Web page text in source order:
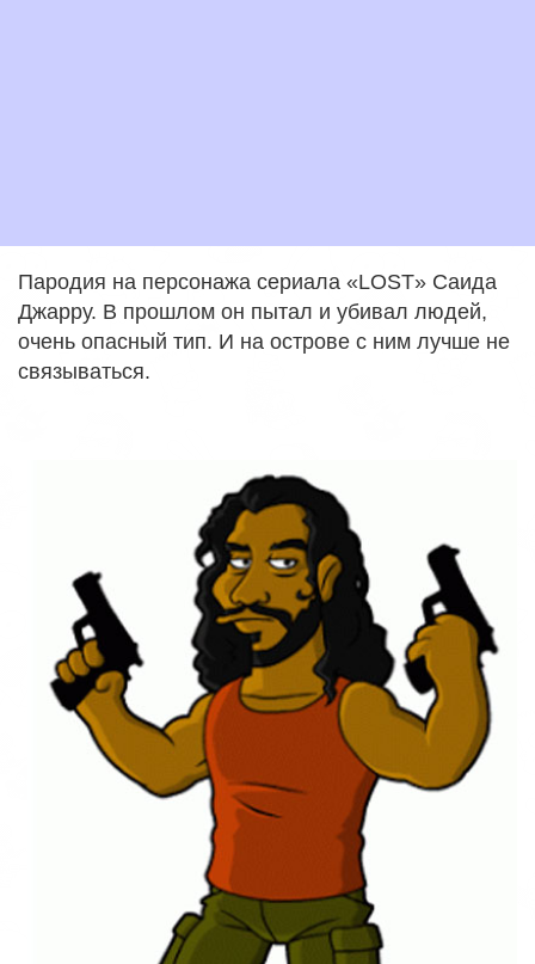
Пародия на персонажа сериала «LOST» Саида
Джарру. В прошлом он пытал и убивал людей,
очень опасный тип. И на острове с ним лучше не
связываться.